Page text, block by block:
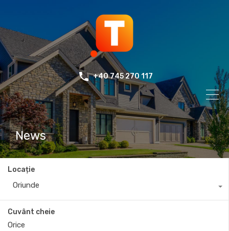
+40 745 270 117
News
Locație
Oriunde
Cuvânt cheie